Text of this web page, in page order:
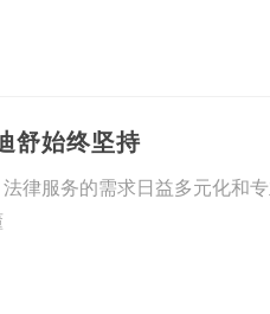
舒始终坚持
律服务的需求日益多元化和